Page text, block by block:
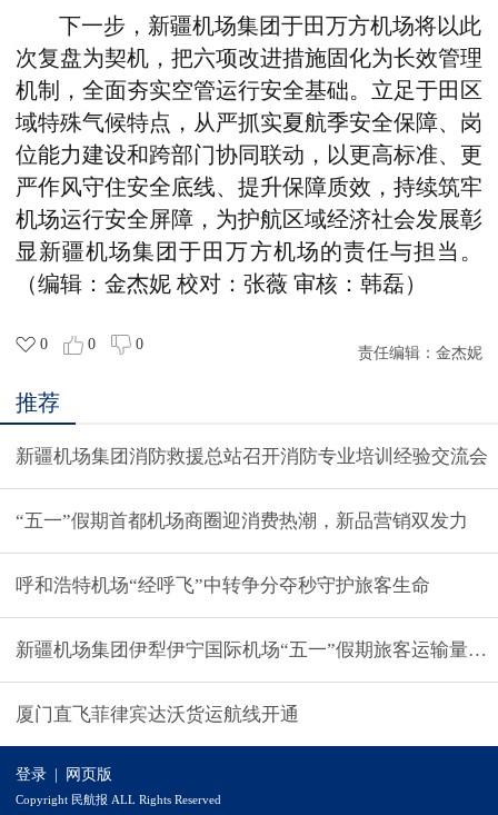
下一步，新疆机场集团于田万方机场将以此
次复盘为契机，把六项改进措施固化为长效管理
机制，全面夯实空管运行安全基础。立足于田区
域特殊气候特点，从严抓实夏航季安全保障、岗
位能力建设和跨部门协同联动，以更高标准、更
严作风守住安全底线、提升保障质效，持续筑牢
机场运行安全屏障，为护航区域经济社会发展彰
显新疆机场集团于田万方机场的责任与担当。
（编辑：金杰妮 校对：张薇 审核：韩磊）
0 0 0
责任编辑： 金杰妮
推荐
新疆机场集团消防救援总站召开消防专业培训经验交流会
“五一”假期首都机场商圈迎消费热潮，新品营销双发力
呼和浩特机场“经呼飞”中转争分夺秒守护旅客生命
新疆机场集团伊犁伊宁国际机场“五一”假期旅客运输量平
厦门直飞菲律宾达沃货运航线开通
登录 网页版
Copyright 民航报 ALL Rights Reserved